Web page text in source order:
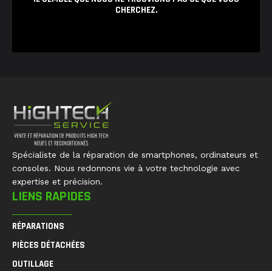
CHERCHEZ.
Spécialiste de la réparation de smartphones, ordinateurs et
consoles. Nous redonnons vie à votre technologie avec
expertise et précision.
LIENS RAPIDES
RÉPARATIONS
PIÈCES DÉTACHÉES
OUTILLAGE